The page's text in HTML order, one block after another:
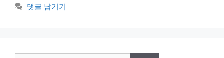
댓글 남기기